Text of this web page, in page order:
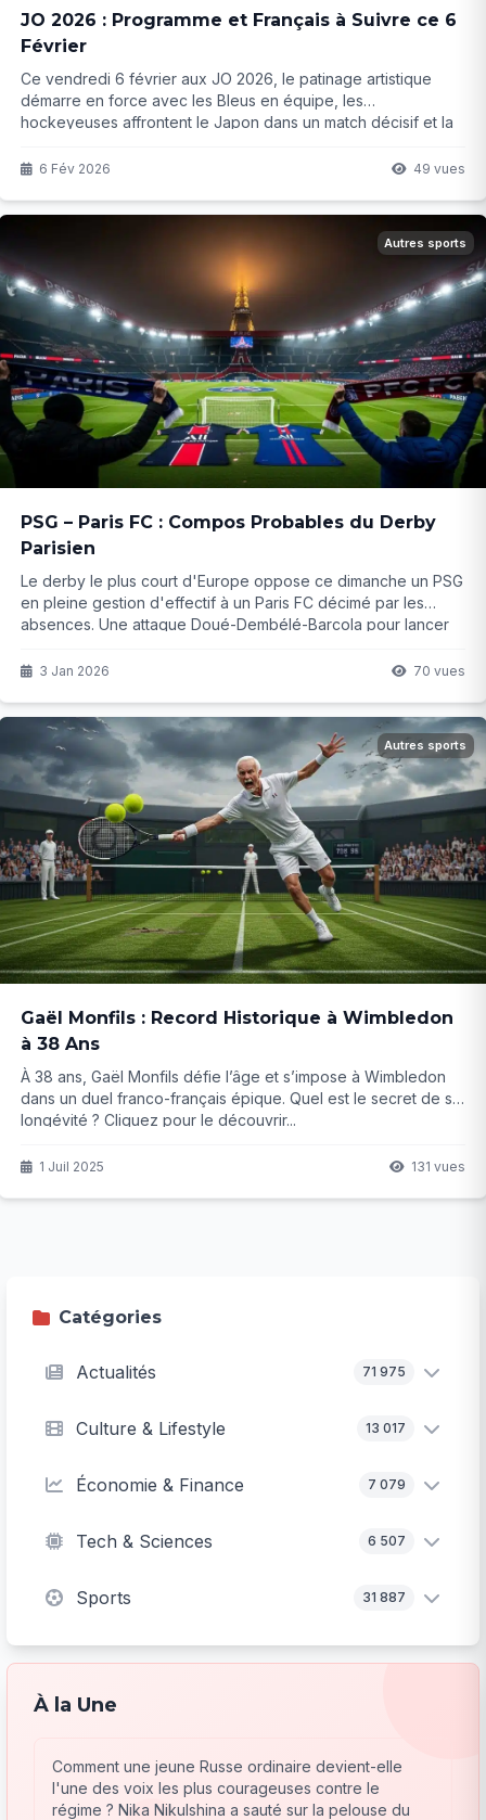
JO 2026 : Programme et Français à Suivre ce 6
Février
Ce vendredi 6 février aux JO 2026, le patinage artistique
démarre en force avec les Bleus en équipe, les
hockeyeuses affrontent le Japon dans un match décisif et la
quatre sites. Mais qui brillera vraiment aujourd'hui ? La
6 Fév 2026 49 vues
Autres sports
PSG – Paris FC : Compos Probables du Derby
Parisien
Le derby le plus court d'Europe oppose ce dimanche un PSG
en pleine gestion d'effectif à un Paris FC décimé par les
absences. Une attaque Doué-Dembélé-Barcola pour lancer
manquants ? Le suspense est total avant ce choc inattendu...
3 Jan 2026 70 vues
Autres sports
Gaël Monfils : Record Historique à Wimbledon
à 38 Ans
À 38 ans, Gaël Monfils défie l’âge et s’impose à Wimbledon
dans un duel franco-français épique. Quel est le secret de sa
longévité ? Cliquez pour le découvrir...
1 Juil 2025 131 vues
Catégories
Actualités 71 975
Culture & Lifestyle 13 017
Économie & Finance 7 079
Tech & Sciences 6 507
Sports 31 887
À la Une
Comment une jeune Russe ordinaire devient-elle
l'une des voix les plus courageuses contre le
régime ? Nika Nikulshina a sauté sur la pelouse du